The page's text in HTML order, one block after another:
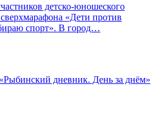
детско-юношеского
сверхмарафона «Дети против
спорт». В город…
дневник. День за днём»